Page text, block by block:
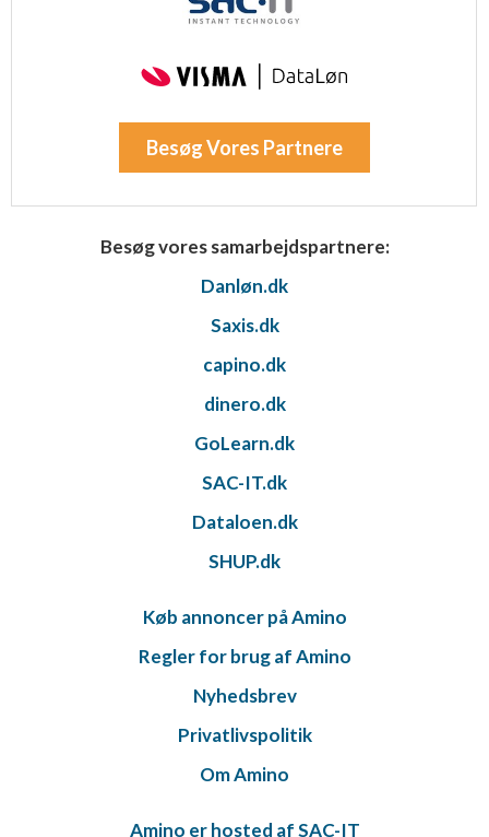
Besøg Vores Partnere
Besøg vores samarbejdspartnere:
Danløn.dk
Saxis.dk
capino.dk
dinero.dk
GoLearn.dk
SAC-IT.dk
Dataloen.dk
SHUP.dk
Køb annoncer på Amino
Regler for brug af Amino
Nyhedsbrev
Privatlivspolitik
Om Amino
Amino er hosted af SAC-IT